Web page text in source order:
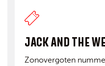
JACK AND THE
Zonovergoten